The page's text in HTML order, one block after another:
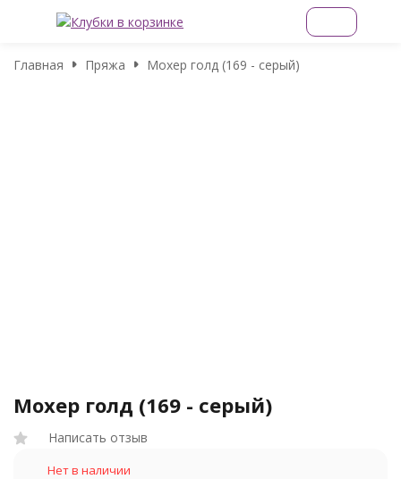
Главная Пряжа Мохер голд (169 - серый)
Мохер голд (169 - серый)
Написать отзыв
Нет в наличии